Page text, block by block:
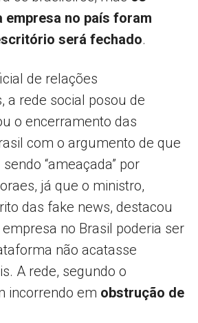
no país foram
será fechado.
de relações
a rede social posou de
o encerramento das
com o argumento de que
“ameaçada” por
já que o ministro,
das fake news, destacou
no Brasil poderia ser
não acatasse
A rede, segundo o
incorrendo em obstrução de